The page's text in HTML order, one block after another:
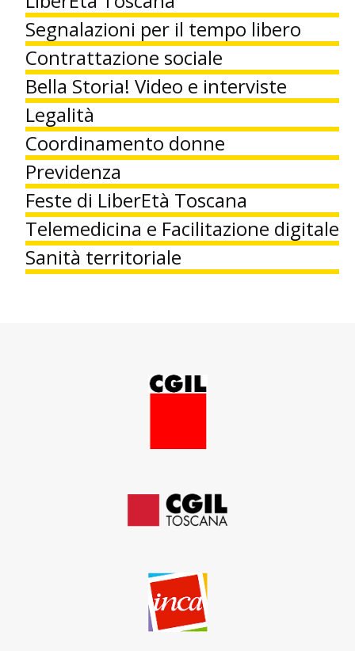
Segnalazioni per il tempo libero
Contrattazione sociale
Bella Storia! Video e interviste
Legalità
Coordinamento donne
Previdenza
Feste di LiberEtà Toscana
Telemedicina e Facilitazione digitale
Sanità territoriale